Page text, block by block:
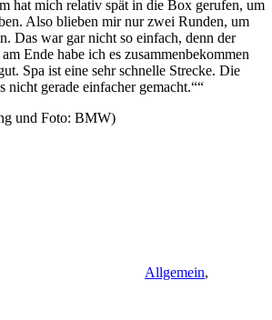
hat mich relativ spät in die Box gerufen, um
Also blieben mir nur zwei Runden, um
Das war gar nicht so einfach, denn der
Ende habe ich es zusammenbekommen
Spa ist eine sehr schnelle Strecke. Die
nicht gerade einfacher gemacht.““
und Foto: BMW)
Allgemein,